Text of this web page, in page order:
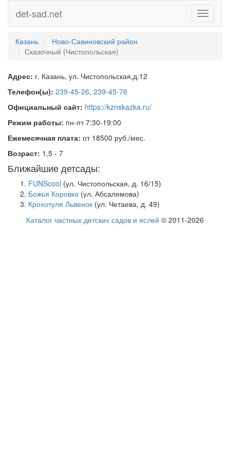
Toggle
det-sad.net
Казань
Ново-Савиновский район
Сказочный (Чистопольская)
Адрес: г. Казань, ул. Чистопольская,д.12
Телефон(ы): 239-45-26, 239-45-76
Официальный сайт: https://kznskazka.ru/
Режим работы: пн-пт 7:30-19:00
Ежемесячная плата: от 18500 руб./мес.
Возраст: 1,5 - 7
Ближайшие детсады:
FUNScool (ул. Чистопольская, д. 16/15)
Божья Коровка (ул. Абсалямова)
Крохотуля Львенок (ул. Четаева, д. 49)
Каталог частных детских садов и яслей © 2011-2026